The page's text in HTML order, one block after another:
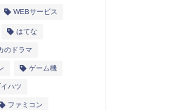
WEBサービス
はてな
のドラマ
ゲーム機
イハツ
ファミコン